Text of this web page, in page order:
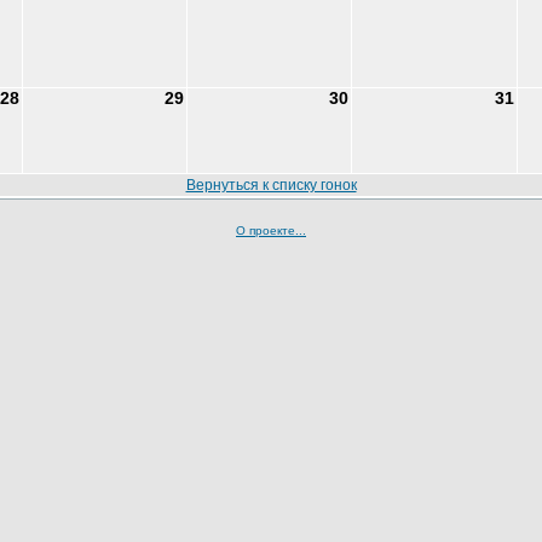
28 29 30 31
Вернуться к списку гонок
О проекте...